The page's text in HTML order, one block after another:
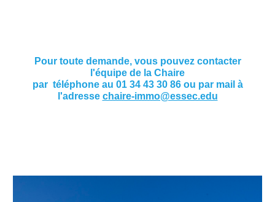
Pour toute demande, vous pouvez contacter
l'équipe de la Chaire
par téléphone au 01 34 43 30 86 ou par mail à
l'adresse chaire-immo@essec.edu